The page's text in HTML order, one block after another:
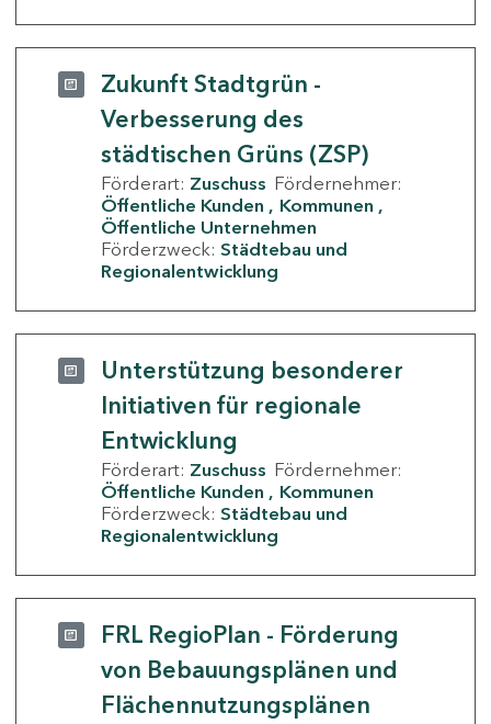
Zukunft Stadtgrün -
Verbesserung des
städtischen Grüns (ZSP)
Förderart: Zuschuss Fördernehmer:
Öffentliche Kunden
Kommunen
Öffentliche Unternehmen
Förderzweck: Städtebau und
Regionalentwicklung
Unterstützung besonderer
Initiativen für regionale
Entwicklung
Förderart: Zuschuss Fördernehmer:
Öffentliche Kunden
Kommunen
Förderzweck: Städtebau und
Regionalentwicklung
FRL RegioPlan - Förderung
von Bebauungsplänen und
Flächennutzungsplänen